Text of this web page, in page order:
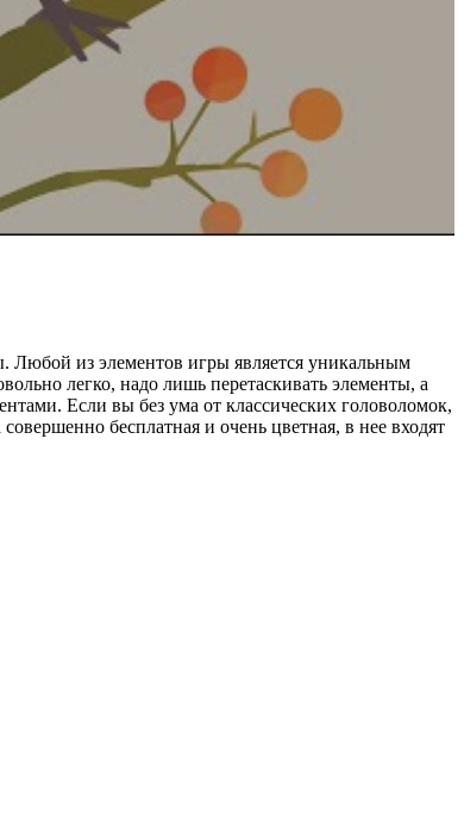
Любой из элементов игры является уникальным
легко, надо лишь перетаскивать элементы, а
Если вы без ума от классических головоломок,
бесплатная и очень цветная, в нее входят